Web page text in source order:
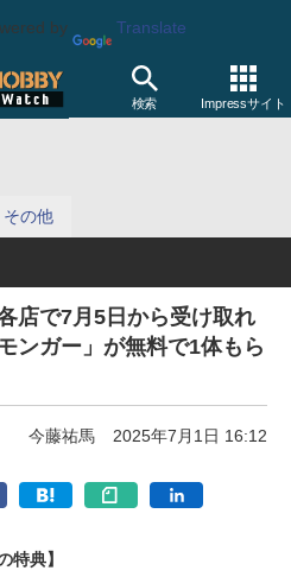
by Translate
検索 Impressサイト
その他
店で7月5日から受け取れ
ンガー」が無料で1体もら
今藤祐馬 2025年7月1日 16:12
特典】